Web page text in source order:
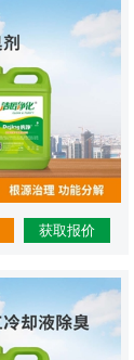
获取报价